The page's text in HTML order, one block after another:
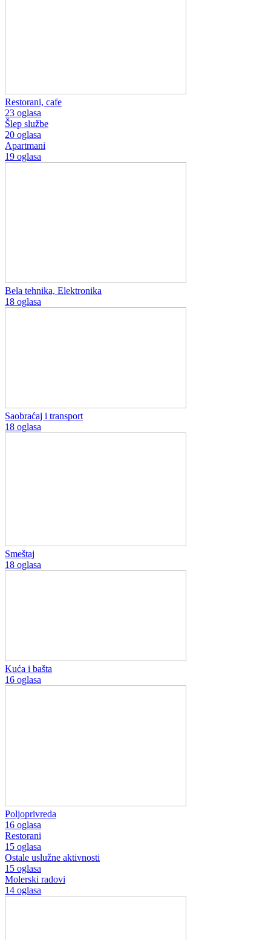
Restorani, cafe
23 oglasa
Šlep službe
20 oglasa
Apartmani
19 oglasa
Bela tehnika, Elektronika
18 oglasa
Saobraćaj i transport
18 oglasa
Smeštaj
18 oglasa
Kuća i bašta
16 oglasa
Poljoprivreda
16 oglasa
Restorani
15 oglasa
Ostale uslužne aktivnosti
15 oglasa
Molerski radovi
14 oglasa